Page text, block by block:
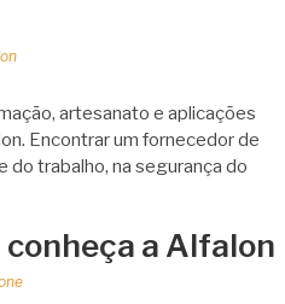
artesanato e aplicações
Encontrar um fornecedor de
do trabalho, na segurança do
conheça a Alfalon